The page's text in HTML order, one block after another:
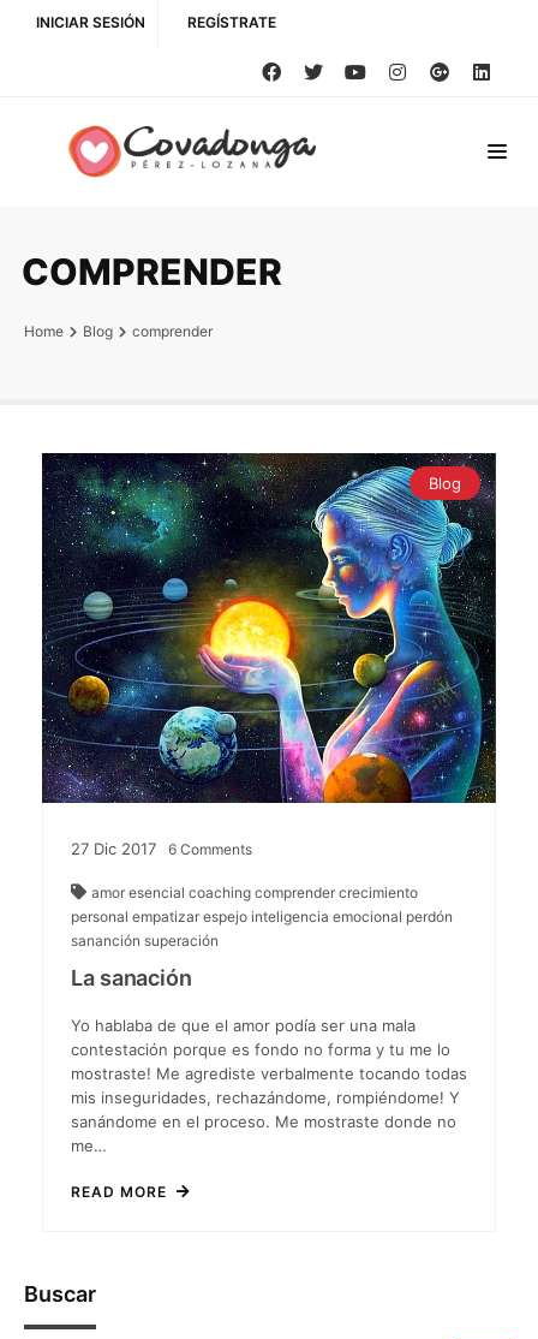
INICIAR SESIÓN REGÍSTRATE
COMPRENDER
Home Blog comprender
Blog
27 Dic 2017 6 Comments
amor esencial coaching comprender crecimiento
personal empatizar espejo inteligencia emocional perdón
sananción superación
La sanación
Yo hablaba de que el amor podía ser una mala
contestación porque es fondo no forma y tu me lo
mostraste! Me agrediste verbalmente tocando todas
mis inseguridades, rechazándome, rompiéndome! Y
sanándome en el proceso. Me mostraste donde no
me…
READ MORE
Buscar